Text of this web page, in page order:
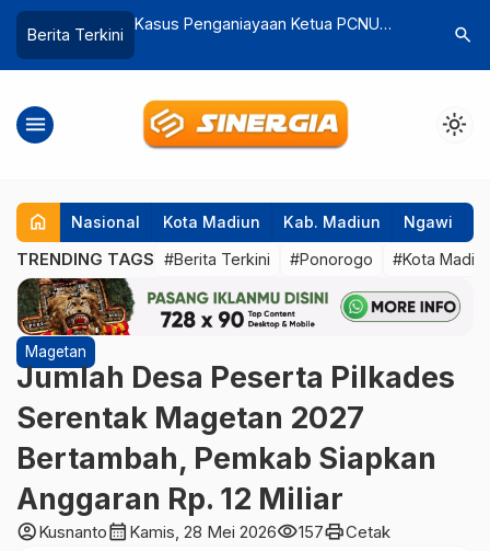
Berita Terkini
Kasus Penganiayaan Ketua PCNU
meski Kades Kebonagung Sudah
Meminta Maaf
Parkir
search
menu light_mode
home Nasional Kota Madiun Kab. Madiun Ngawi
TRENDING TAGS #Berita Terkini #Ponorogo #Kota
Magetan
Jumlah Desa Peserta Pilkades
Serentak Magetan 2027
Bertambah, Pemkab Siapkan
Anggaran Rp. 12 Miliar
account_circleKusnantocalendar_month Kamis, 28 Mei 2026visibility157printCetak